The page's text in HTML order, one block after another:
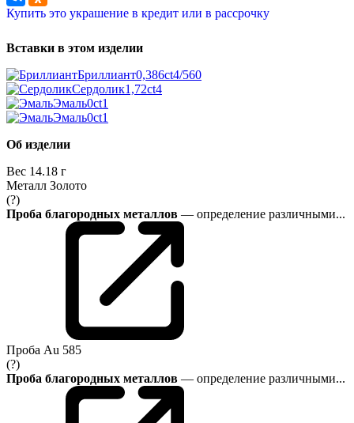
Купить это украшение в кредит или в рассрочку
Вставки в этом изделии
Бриллиант0,386ct4/560
Сердолик1,72ct4
Эмаль0ct1
Эмаль0ct1
Об изделии
Вес 14.18 г
Металл Золото
(?)
Проба благородных металлов — определение различными...
Проба Au 585
(?)
Проба благородных металлов — определение различными...